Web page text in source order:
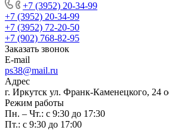
+7 (3952) 20-34-99
+7 (3952) 20-34-99
+7 (3952) 72-20-50
+7 (902) 768-82-95
Заказать звонок
E-mail
ps38@mail.ru
Адрес
г. Иркутск ул. Франк-Каменецкого, 24
Режим работы
Пн. – Чт.: с 9:30 до 17:30
Пт.: с 9:30 до 17:00